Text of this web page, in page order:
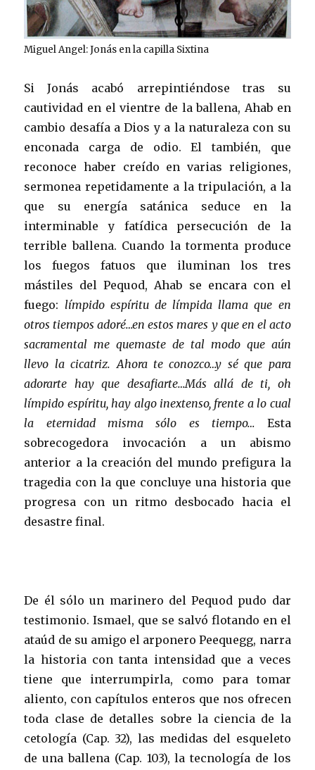
Miguel Angel: Jonás en la capilla Sixtina
Si Jonás acabó arrepintiéndose tras su
cautividad en el vientre de la ballena, Ahab en
cambio desafía a Dios y a la naturaleza con su
enconada carga de odio. El también, que
reconoce haber creído en varias religiones,
sermonea repetidamente a la tripulación, a la
que su energía satánica seduce en la
interminable y fatídica persecución de la
terrible ballena. Cuando la tormenta produce
los fuegos fatuos que iluminan los tres
mástiles del Pequod, Ahab se encara con el
fuego: límpido espíritu de límpida llama que en
otros tiempos adoré…en estos mares y que en el acto
sacramental me quemaste de tal modo que aún
llevo la cicatriz. Ahora te conozco…y sé que para
adorarte hay que desafiarte…Más allá de ti, oh
límpido espíritu, hay algo inextenso, frente a lo cual
la eternidad misma sólo es tiempo… Esta
sobrecogedora invocación a un abismo
anterior a la creación del mundo prefigura la
tragedia con la que concluye una historia que
progresa con un ritmo desbocado hacia el
desastre final.
De él sólo un marinero del Pequod pudo dar
testimonio. Ismael, que se salvó flotando en el
ataúd de su amigo el arponero Peequegg, narra
la historia con tanta intensidad que a veces
tiene que interrumpirla, como para tomar
aliento, con capítulos enteros que nos ofrecen
toda clase de detalles sobre la ciencia de la
cetología (Cap. 32), las medidas del esqueleto
de una ballena (Cap. 103), la tecnología de los